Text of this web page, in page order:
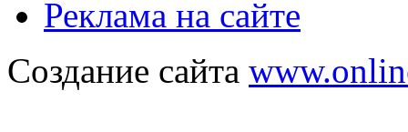
Реклама на сайте
Создание сайта